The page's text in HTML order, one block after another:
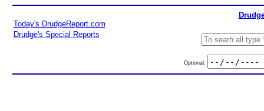
Today's DrudgeReport.com
Drudge's Special Reports
Optional: